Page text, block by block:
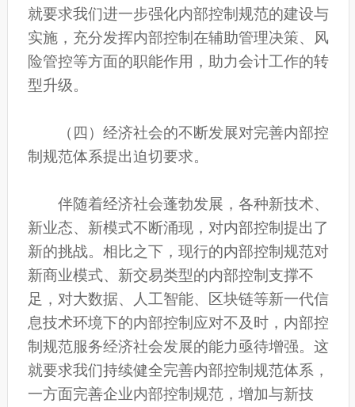
就要求我们进一步强化内部控制规范的建设与
实施，充分发挥内部控制在辅助管理决策、风
险管控等方面的职能作用，助力会计工作的转
型升级。
（四）经济社会的不断发展对完善内部控
制规范体系提出迫切要求。
伴随着经济社会蓬勃发展，各种新技术、
新业态、新模式不断涌现，对内部控制提出了
新的挑战。相比之下，现行的内部控制规范对
新商业模式、新交易类型的内部控制支撑不
足，对大数据、人工智能、区块链等新一代信
息技术环境下的内部控制应对不及时，内部控
制规范服务经济社会发展的能力亟待增强。这
就要求我们持续健全完善内部控制规范体系，
一方面完善企业内部控制规范，增加与新技